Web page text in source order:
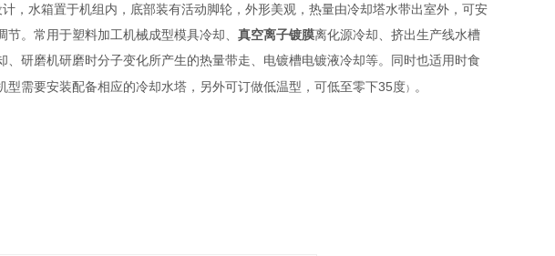
，水箱置于机组内，底部装有活动脚轮，外形美观，热量由冷却塔水带出室外，可安
节。常用于塑料加工机械成型模具冷却、 真空离子镀膜离化源冷却、挤出生产线水槽
研磨机研磨时分子变化所产生的热量带走、电镀槽电镀液冷却等。同时也适用时食
型需要安装配备相应的冷却水塔，另外可订做低温型， 可低至零下35度） 。